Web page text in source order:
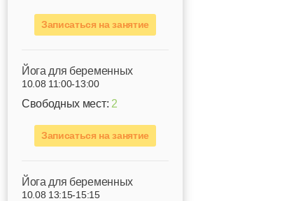
Записаться на занятие
Йога для беременных
10.08 11:00-13:00
Свободных мест: 2
Записаться на занятие
Йога для беременных
10.08 13:15-15:15